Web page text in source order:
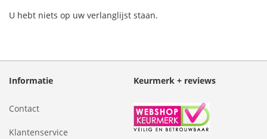
U hebt niets op uw verlanglijst staan.
Informatie
Contact
Klantenservice
Keurmerk + reviews